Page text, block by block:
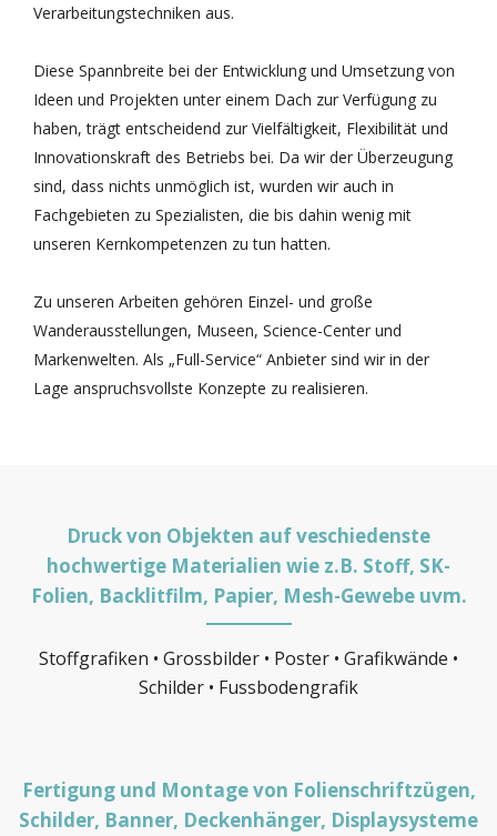
Verarbeitungstechniken aus.
Diese Spannbreite bei der Entwicklung und Umsetzung von
Ideen und Projekten unter einem Dach zur Verfügung zu
haben, trägt entscheidend zur Vielfältigkeit, Flexibilität und
Innovationskraft des Betriebs bei. Da wir der Überzeugung
sind, dass nichts unmöglich ist, wurden wir auch in
Fachgebieten zu Spezialisten, die bis dahin wenig mit
unseren Kernkompetenzen zu tun hatten.
Zu unseren Arbeiten gehören Einzel- und große
Wanderausstellungen, Museen, Science-Center und
Markenwelten. Als „Full-Service“ Anbieter sind wir in der
Lage anspruchsvollste Konzepte zu realisieren.
Druck von Objekten auf veschiedenste
hochwertige Materialien wie z.B. Stoff, SK-
Folien, Backlitfilm, Papier, Mesh-Gewebe uvm.
Stoffgrafiken • Grossbilder • Poster • Grafikwände •
Schilder • Fussbodengrafik
Fertigung und Montage von Folienschriftzügen,
Schilder, Banner, Deckenhänger, Displaysysteme